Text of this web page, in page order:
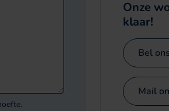
Onze
klaar!
Bel
Mail